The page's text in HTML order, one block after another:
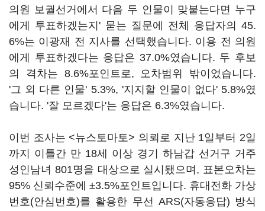
의원 보궐선거에서 다음 두 인물이 맞붙는다면 누구
에게 투표하겠는지' 묻는 질문에 전체 응답자의 45.
6%는 이광재 전 지사를 선택했습니다. 이용 전 의원
에게 투표하겠다는 응답은 37.0%였습니다. 두 후보
의 격차는 8.6%포인트로, 오차범위 밖이었습니다.
'그 외 다른 인물' 5.3%, '지지할 인물이 없다' 5.8%였
습니다. '잘 모르겠다'는 응답은 6.3%였습니다.
이번 조사는 <뉴스토마토> 의뢰로 지난 1일부터 2일
까지 이틀간 만 18세 이상 경기 하남갑 선거구 거주
성인남녀 801명을 대상으로 실시됐으며, 표본오차는
95% 신뢰수준에 ±3.5%포인트입니다. 휴대전화 가상
번호(안심번호)를 활용한 무선 ARS(자동응답) 방식